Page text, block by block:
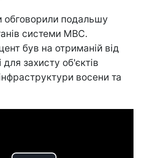
обговорили подальшу
системи МВС.
був на отриманій від
захисту об'єктів
восени та